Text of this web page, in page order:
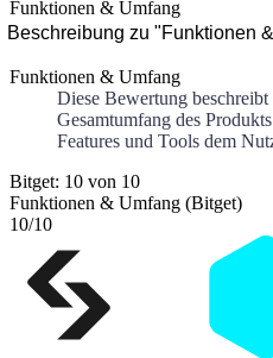
Funktionen & Umfang
Beschreibung zu "Funktionen
Funktionen & Umfang
Diese Bewertung
Gesamtumfang des
Features und Tools dem
Bitget: 10 von 10
Funktionen & Umfang (Bitget)
10/10